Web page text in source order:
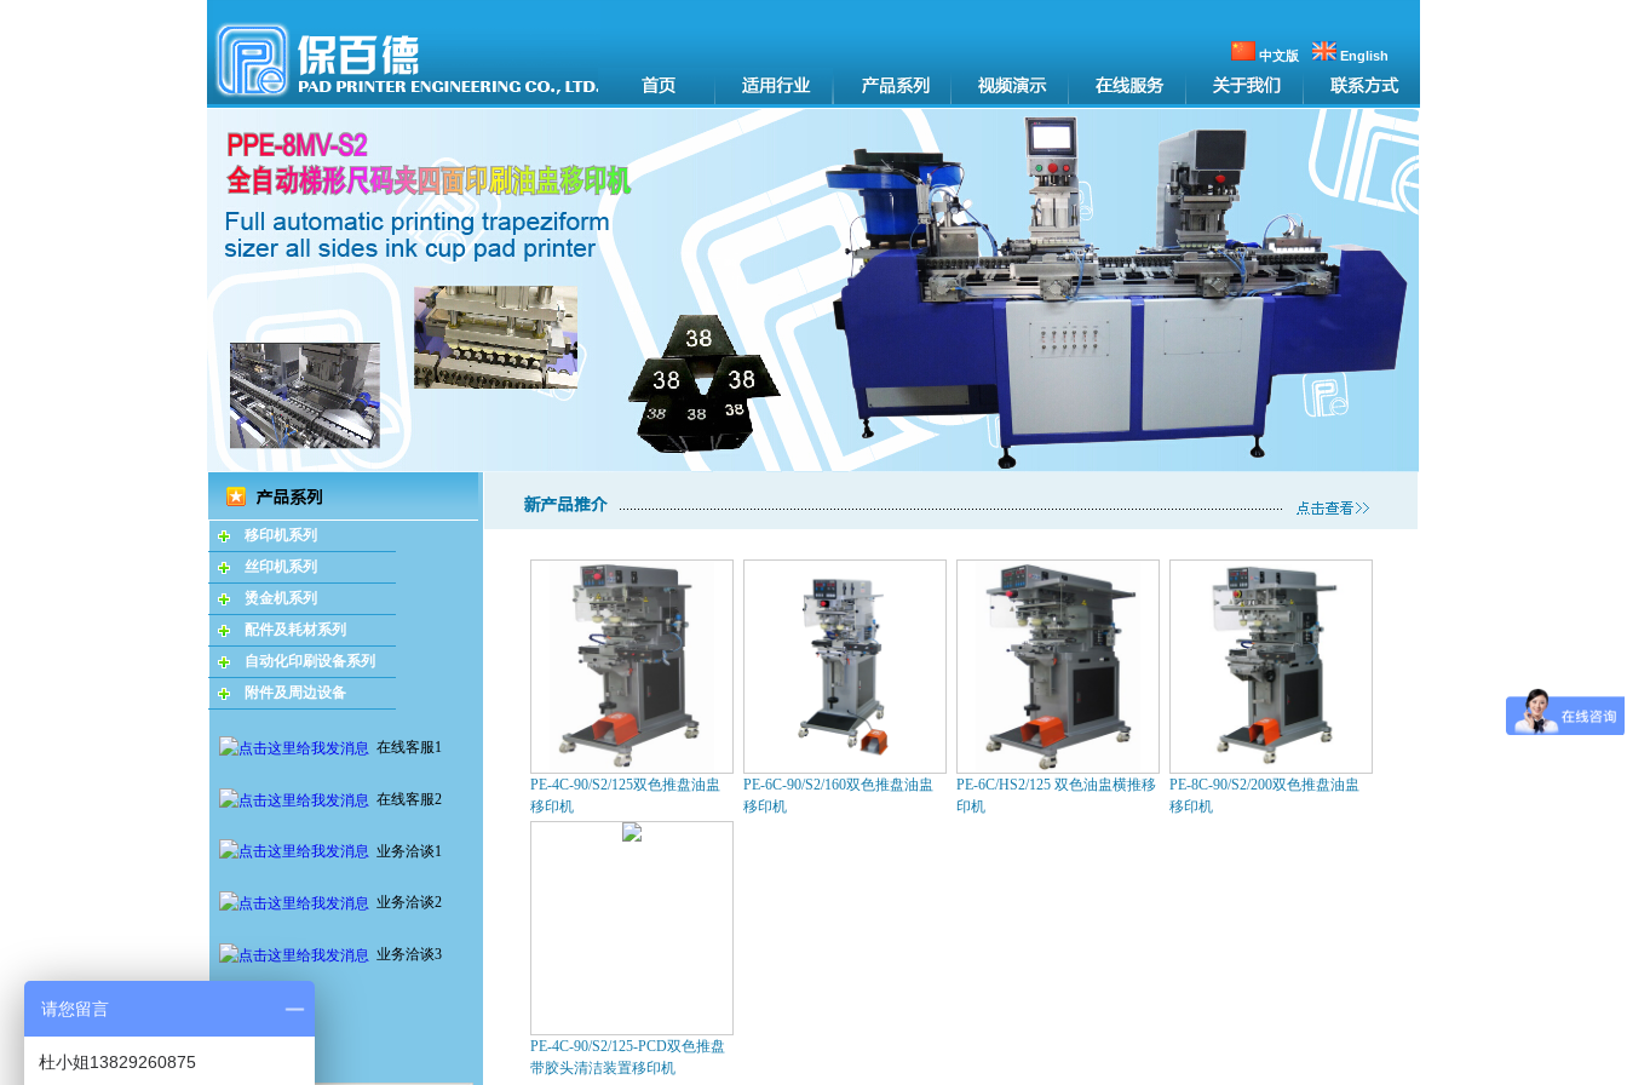
中文版 English
移印机系列
丝印机系列
烫金机系列
配件及耗材系列
自动化印刷设备系列
附件及周边设备
在线客服1
在线客服2
业务洽谈1
业务洽谈2
业务洽谈3
PE-4C-90/S2/125双色推盘油盅
移印机
PE-6C-90/S2/160双色推盘油盅
移印机
PE-6C/HS2/125 双色油盅横推移
印机
PE-8C-90/S2/200双色推盘油盅
移印机
PE-4C-90/S2/125-PCD双色推盘
带胶头清洁装置移印机
请您留言
杜小姐13829260875